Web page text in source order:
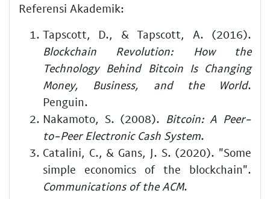
Referensi Akademik:
Tapscott, D., & Tapscott, A. (2016).
Blockchain Revolution: How the
Technology Behind Bitcoin Is Changing
Money, Business, and the World.
Penguin.
Nakamoto, S. (2008). Bitcoin: A Peer-
to-Peer Electronic Cash System.
Catalini, C., & Gans, J. S. (2020). "Some
simple economics of the blockchain".
Communications of the ACM.